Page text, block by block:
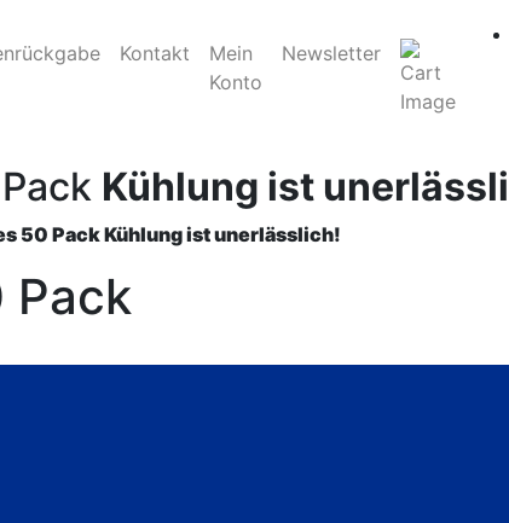
Kontakt
Mein
Konto
Newsletter
Kühlung ist
50 PackKühlung ist unerlässlich!
Pack